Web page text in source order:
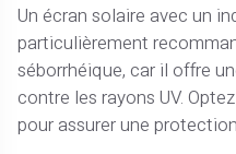
Un écran solaire avec un
particulièrement
séborrhéique, car il offre
contre les rayons UV.
pour assurer une